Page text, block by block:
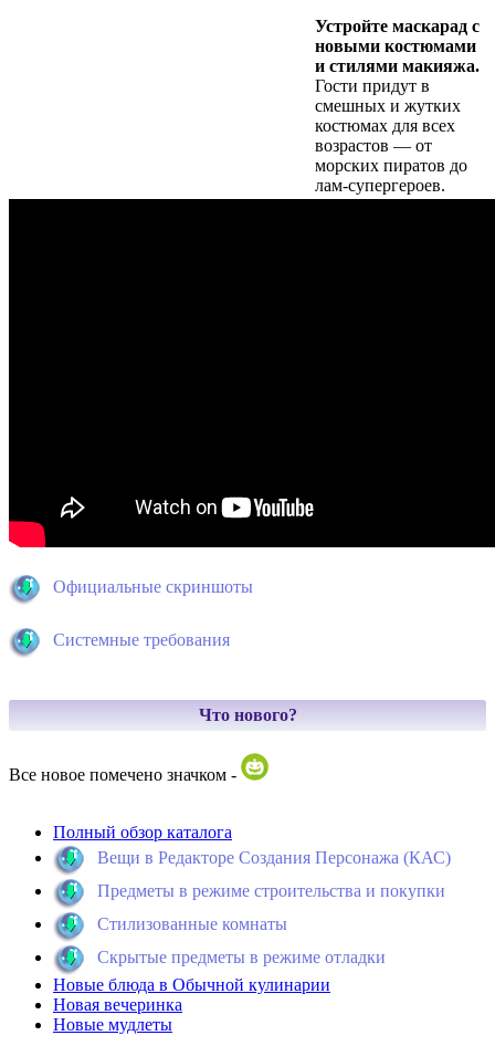
Устройте маскарад с
новыми костюмами
и стилями макияжа.
Гости придут в
смешных и жутких
костюмах для всех
возрастов — от
морских пиратов до
лам-супергероев.
Официальные скриншоты
Системные требования
Что нового?
Все новое помечено значком -
Полный обзор каталога
Вещи в Редакторе Создания Персонажа (КАС)
Предметы в режиме строительства и покупки
Стилизованные комнаты
Скрытые предметы в режиме отладки
Новые блюда в Обычной кулинарии
Новая вечеринка
Новые мудлеты